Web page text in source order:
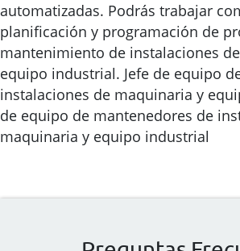
automatizadas. Podrás trabajar
planificación y programación de
mantenimiento de instalaciones
equipo industrial. Jefe de equipo
instalaciones de maquinaria y
de equipo de mantenedores de
maquinaria y equipo industrial